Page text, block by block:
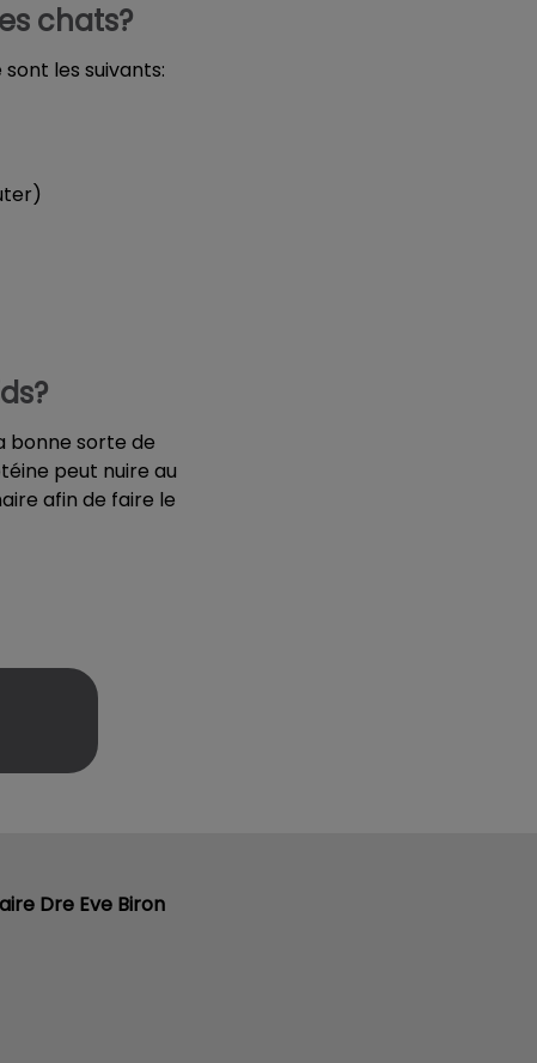
chats?
les suivants:
bonne sorte de
peut nuire au
afin de faire le
Dre Eve Biron